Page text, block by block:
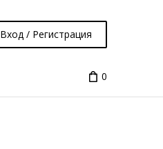
Вход / Регистрация
0